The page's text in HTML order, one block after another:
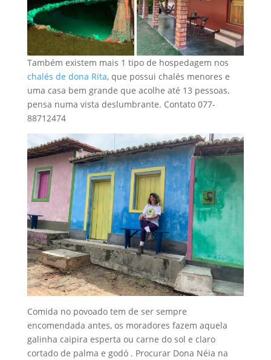
Também existem mais 1 tipo de hospedagem nos
chalés de dona Rita, que possui chalés menores e
uma casa bem grande que acolhe até 13 pessoas,
pensa numa vista deslumbrante. Contato 077-
88712474
Comida no povoado tem de ser sempre
encomendada antes, os moradores fazem aquela
galinha caipira esperta ou carne do sol e claro
cortado de palma e godó . Procurar Dona Néia na